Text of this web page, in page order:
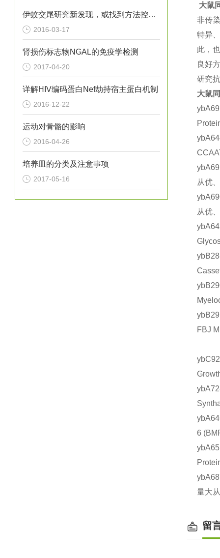
伊蚊交尾研究新发现，或找到方法控制寨卡病毒
2016-03-17
肾损伤标志物NGAL的免疫学检测
2017-04-20
详解HIV编码蛋白Nef劫持宿主蛋白机制
2016-12-22
运动对骨骼的影响
2016-04-26
培养皿的分类及注意事项
2017-05-16
大鼠
非传
特异
此，
良好
研究
大鼠
从优
从优
FBJ
6
量大
留